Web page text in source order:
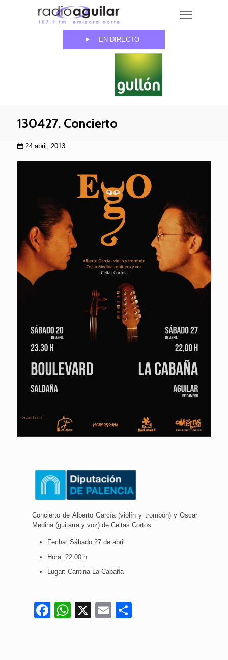
EN DIRECTO
130427. Concierto
24 abril, 2013
Concierto de Alberto García (violín y trombón) y Oscar
Medina (guitarra y voz) de Celtas Cortos
Fecha: Sábado 27 de abril
Hora: 22.00 h
Lugar: Cantina La Cabaña
Facebook
WhatsApp
X Email